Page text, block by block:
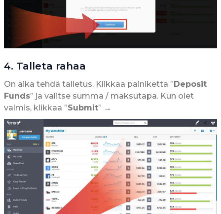
4. Talleta rahaa
On aika tehdä talletus. Klikkaa painiketta ”Deposit
Funds” ja valitse summa / maksutapa. Kun olet
valmis, klikkaa ”Submit” →